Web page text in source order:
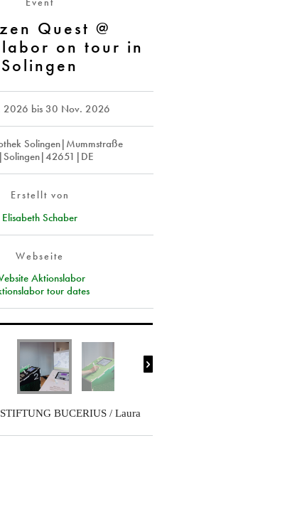
Quest @
on tour in
Solingen
2026 bis 30 Nov. 2026
Solingen|Mummstraße
Erstellt von
Elisabeth Schaber
Webseite
Aktionslabor
tour dates

BUCERIUS / Laura